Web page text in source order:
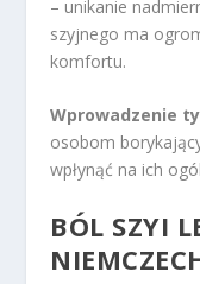
– unikanie
szyjnego ma
komfortu.
Wprowadzenie
osobom
wpłynąć na ich
BÓL SZYI